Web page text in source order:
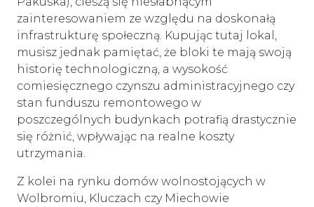
zainteresowaniem ze względu na doskonałą
infrastrukturę społeczną. Kupując tutaj lokal,
musisz jednak pamiętać, że bloki te mają swoją
historię technologiczną, a wysokość
comiesięcznego czynszu administracyjnego czy
stan funduszu remontowego w
poszczególnych budynkach potrafią drastycznie
się różnić, wpływając na realne koszty
utrzymania.
Z kolei na rynku domów wolnostojących w
Wolbromiu, Kluczach czy Miechowie